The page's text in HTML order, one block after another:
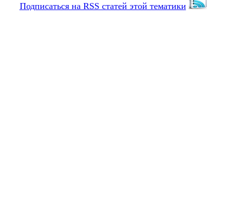
Подписаться на RSS статей этой тематики